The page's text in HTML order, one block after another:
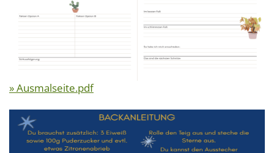
» Ausmalseite.pdf